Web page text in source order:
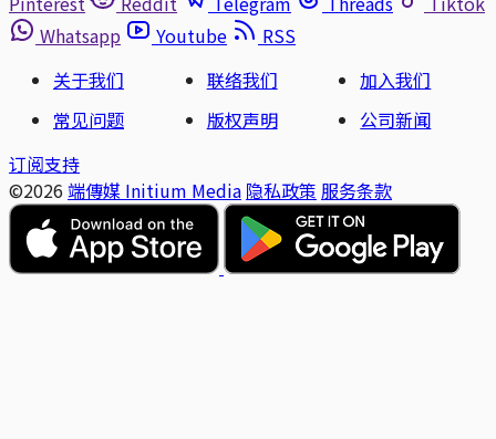
Whatsapp
Youtube
RSS
关于我们
联络我们
加入我们
常见问题
版权声明
公司新闻
订阅支持
©2026 端傳媒 Initium Media 隐私政策 服务条款